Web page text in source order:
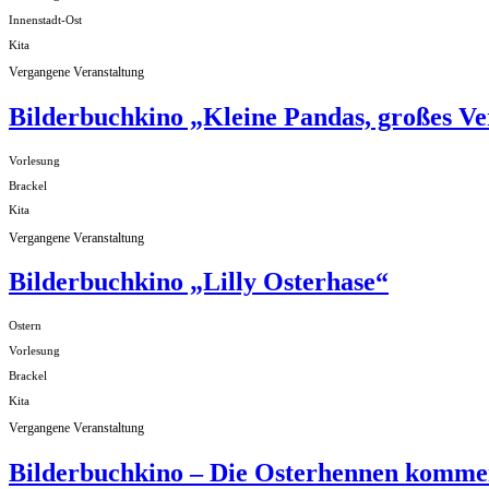
Innenstadt-Ost
Kita
Vergangene Veranstaltung
Bilderbuchkino „Kleine Pandas, großes
Vorlesung
Brackel
Kita
Vergangene Veranstaltung
Bilderbuchkino „Lilly Osterhase“
Ostern
Vorlesung
Brackel
Kita
Vergangene Veranstaltung
Bilderbuchkino – Die Osterhennen